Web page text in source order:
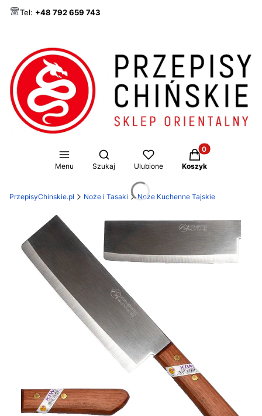
Tel: +48 792 659 743
Menu
Otwórz wyszukiwarkę
Szukaj Ulubione
Produkty w
Koszyk
PrzepisyChinskie.pl Noże i Tasaki Noże Kuchenne Tajskie